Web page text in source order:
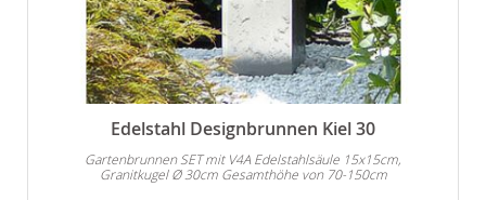
Edelstahl Designbrunnen Kiel 30
Gartenbrunnen SET mit V4A Edelstahlsäule 15x15cm,
Granitkugel Ø 30cm Gesamthöhe von 70-150cm